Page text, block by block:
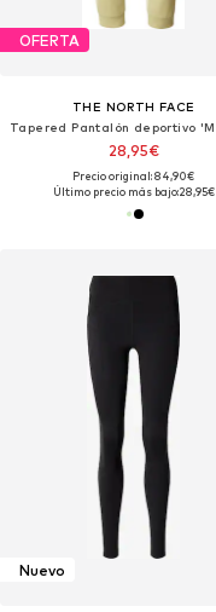
OFERTA
THE NORTH FACE
28,95€
Precio original: 84,90€
Último precio más bajo:28,95€
Nuevo